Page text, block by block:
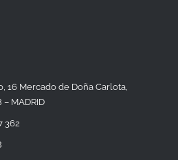
16 Mercado de Doña Carlota,
– MADRID
362